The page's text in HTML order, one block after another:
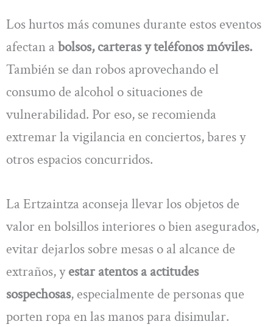
Los hurtos más comunes durante estos eventos
afectan a bolsos, carteras y teléfonos móviles.
También se dan robos aprovechando el
consumo de alcohol o situaciones de
vulnerabilidad. Por eso, se recomienda
extremar la vigilancia en conciertos, bares y
otros espacios concurridos.
La Ertzaintza aconseja llevar los objetos de
valor en bolsillos interiores o bien asegurados,
evitar dejarlos sobre mesas o al alcance de
extraños, yestar atentos a actitudes
sospechosas, especialmente de personas que
porten ropa en las manos para disimular.